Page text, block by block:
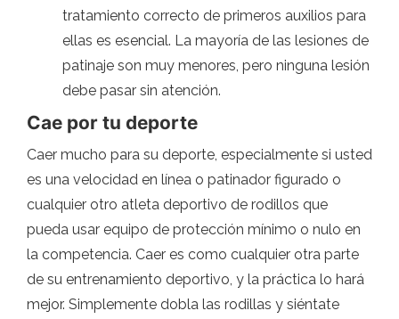
tratamiento correcto de primeros auxilios para
ellas es esencial. La mayoría de las lesiones de
patinaje son muy menores, pero ninguna lesión
debe pasar sin atención.
Cae por tu deporte
Caer mucho para su deporte, especialmente si usted
es una velocidad en línea o patinador figurado o
cualquier otro atleta deportivo de rodillos que
pueda usar equipo de protección mínimo o nulo en
la competencia. Caer es como cualquier otra parte
de su entrenamiento deportivo, y la práctica lo hará
mejor. Simplemente dobla las rodillas y siéntate